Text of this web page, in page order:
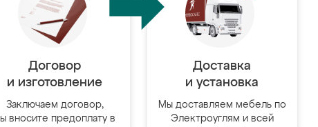
Договор
и изготовление
Заключаем договор,
вносите предоплату в
Доставка
и установка
Мы доставляем мебель по
Электроуглям и всей